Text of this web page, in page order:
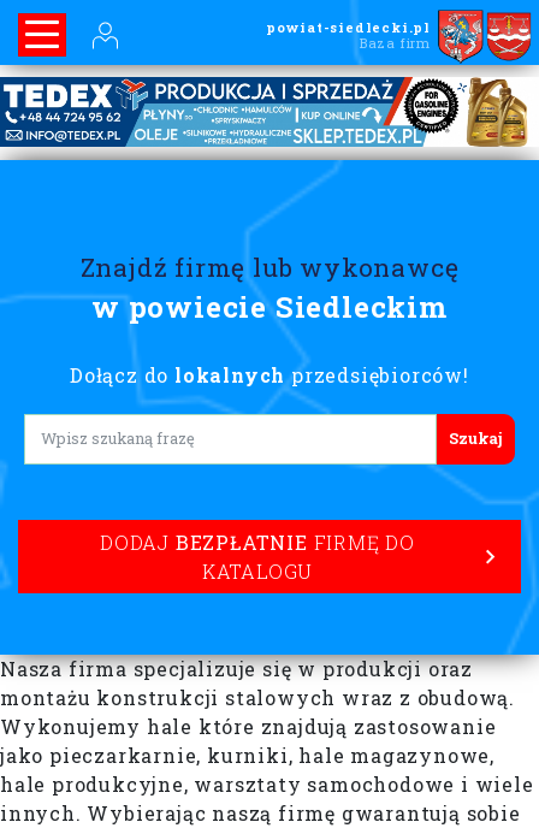
powiat-siedlecki.pl
Baza firm
Znajdź firmę lub wykonawcę
w powiecie Siedleckim
Dołącz do lokalnych przedsiębiorców!
Lorem ipsum
DODAJ BEZPŁATNIE FIRMĘ DO
KATALOGU
Nasza firma specjalizuje się w produkcji oraz
montażu konstrukcji stalowych wraz z obudową.
Wykonujemy hale które znajdują zastosowanie
jako pieczarkarnie, kurniki, hale magazynowe,
hale produkcyjne, warsztaty samochodowe i wiele
innych. Wybierając naszą firmę gwarantują sobie